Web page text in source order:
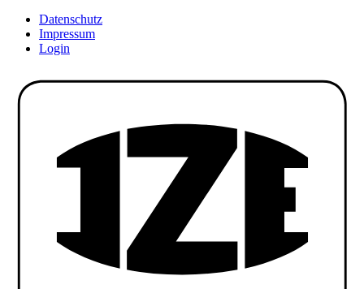
Datenschutz
Impressum
Login